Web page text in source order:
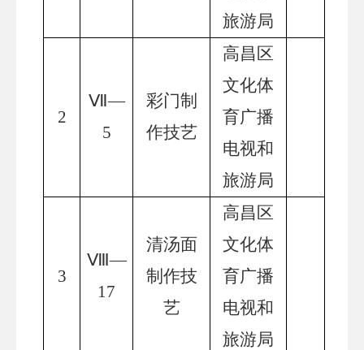
旅游局
2
Ⅶ—
5
彩门制
作技艺
高昌区
文化体
育广播
电视和
旅游局
3
Ⅷ—
17
清汤面
制作技
艺
高昌区
文化体
育广播
电视和
旅游局